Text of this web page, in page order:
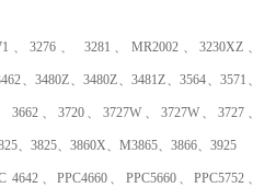
、3276 、 3281 、 MR2002、3230XZ 、
、3480Z、3480Z、3481Z、3564、3571 、
3662 、 3720、3727W 、 3727W、 3727、
、3825、3860X、M3865、3866、3925
4642 、PPC4660 、 PPC5660、PPC5752 、